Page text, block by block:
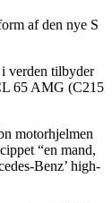
af den nye S
verden tilbyder
65 AMG (C215
motorhjelmen
“en mand,
Benz’ high-